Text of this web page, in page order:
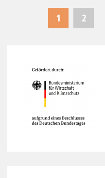
Seitennummerierung
1 2